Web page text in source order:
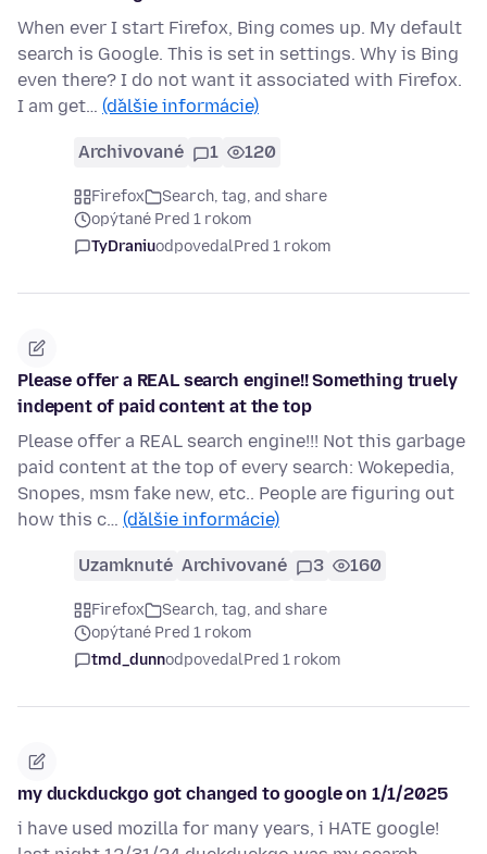
When ever I start Firefox, Bing comes up. My default
search is Google. This is set in settings. Why is Bing
even there? I do not want it associated with Firefox.
I am get… (ďalšie informácie)
Archivované 1 120
Firefox
Search, tag, and share
opýtané Pred 1 rokom
TyDraniuodpovedalPred 1 rokom
Please offer a REAL search engine!! Something truely
indepent of paid content at the top
Please offer a REAL search engine!!! Not this garbage
paid content at the top of every search: Wokepedia,
Snopes, msm fake new, etc.. People are figuring out
how this c… (ďalšie informácie)
Uzamknuté Archivované 3 160
Firefox
Search, tag, and share
opýtané Pred 1 rokom
tmd_dunnodpovedalPred 1 rokom
my duckduckgo got changed to google on 1/1/2025
i have used mozilla for many years, i HATE google!